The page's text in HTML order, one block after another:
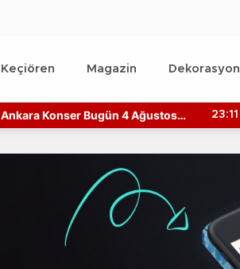
Keçiören Magazin Dekorasyon
Ankara Konser Bugün 4 Ağustos
2026 Kimler Sahnede?
23:11